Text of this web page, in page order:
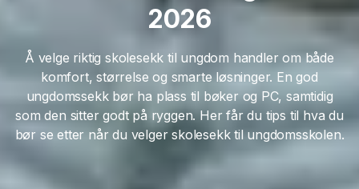
2026
Å velge riktig skolesekk til ungdom handler om både
komfort, størrelse og smarte løsninger. En god
ungdomssekk bør ha plass til bøker og PC, samtidig
som den sitter godt på ryggen. Her får du tips til hva du
bør se etter når du velger skolesekk til ungdomsskolen.